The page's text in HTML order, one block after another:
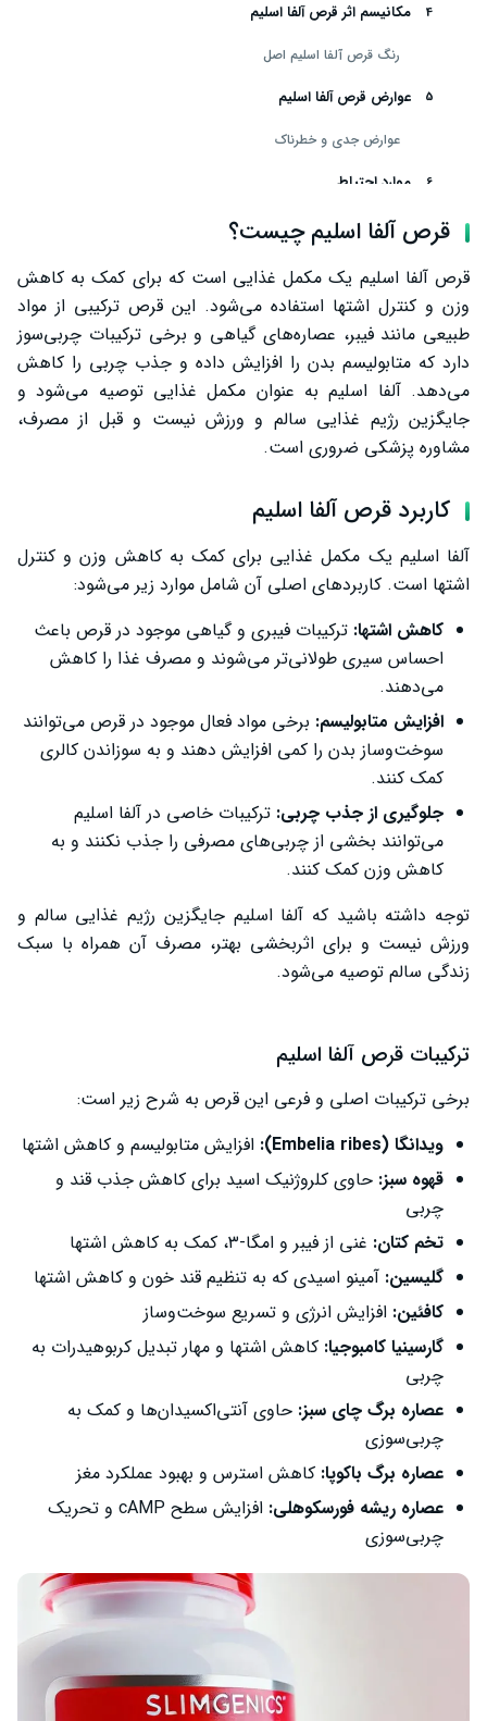
مکانیسم اثر قرص آلفا اسلیم
رنگ قرص آلفا اسلیم اصل
عوارض قرص آلفا اسلیم
عوارض جدی و خطرناک
موارد احتیاط
قرص آلفا اسلیم در بارداری
نظرات درباره قرص آلفا اسلیم
نظرات مثبت
نظرات منفی
تداخل دارویی
سخن پایانی
قرص آلفا اسلیم چیست؟
قرص آلفا اسلیم یک مکمل غذایی است که برای کمک به کاهش
وزن و کنترل اشتها استفاده می‌شود. این قرص ترکیبی از مواد
طبیعی مانند فیبر، عصاره‌های گیاهی و برخی ترکیبات چربی‌سوز
دارد که متابولیسم بدن را افزایش داده و جذب چربی را کاهش
می‌دهد. آلفا اسلیم به عنوان مکمل غذایی توصیه می‌شود و
جایگزین رژیم غذایی سالم و ورزش نیست و قبل از مصرف،
مشاوره پزشکی ضروری است.
کاربرد قرص آلفا اسلیم
آلفا اسلیم یک مکمل غذایی برای کمک به کاهش وزن و کنترل
اشتها است. کاربردهای اصلی آن شامل موارد زیر می‌شود:
کاهش اشتها: ترکیبات فیبری و گیاهی موجود در قرص باعث
احساس سیری طولانی‌تر می‌شوند و مصرف غذا را کاهش
می‌دهند.
افزایش متابولیسم: برخی مواد فعال موجود در قرص می‌توانند
سوخت‌وساز بدن را کمی افزایش دهند و به سوزاندن کالری
کمک کنند.
جلوگیری از جذب چربی: ترکیبات خاصی در آلفا اسلیم
می‌توانند بخشی از چربی‌های مصرفی را جذب نکنند و به
کاهش وزن کمک کنند.
توجه داشته باشید که آلفا اسلیم جایگزین رژیم غذایی سالم و
ورزش نیست و برای اثربخشی بهتر، مصرف آن همراه با سبک
زندگی سالم توصیه می‌شود.
ترکیبات قرص آلفا اسلیم
برخی ترکیبات اصلی و فرعی این قرص به شرح زیر است:
ویدانگا (Embelia ribes
): افزایش متابولیسم و کاهش اشتها
قهوه سبز: حاوی کلروژنیک اسید برای کاهش جذب قند و
چربی
تخم کتان: غنی از فیبر و امگا-۳، کمک به کاهش اشتها
گلیسین: آمینو اسیدی که به تنظیم قند خون و کاهش اشتها
کافئین: افزایش انرژی و تسریع سوخت‌وساز
گارسینیا کامبوجیا: کاهش اشتها و مهار تبدیل کربوهیدرات به
چربی
عصاره برگ چای سبز: حاوی آنتی‌اکسیدان‌ها و کمک به
چربی‌سوزی
عصاره برگ باکوپا: کاهش استرس و بهبود عملکرد مغز
عصاره ریشه فورسکوهلی:
افزایش سطح cAMP و تحریک
چربی‌سوزی